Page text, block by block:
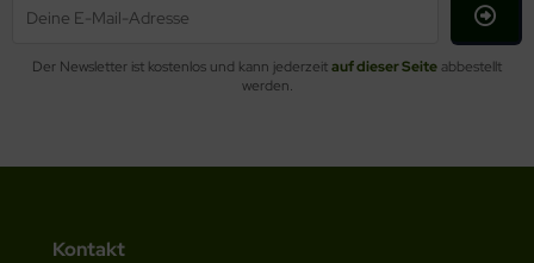
Der Newsletter ist kostenlos und kann jederzeitauf dieser Seiteabbestellt
werden.
Kontakt